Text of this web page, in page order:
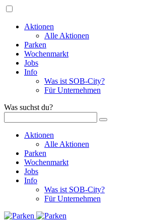
Aktionen
Alle Aktionen
Parken
Wochenmarkt
Jobs
Info
Was ist SOB-City?
Für Unternehmen
Was suchst du?
Aktionen
Alle Aktionen
Parken
Wochenmarkt
Jobs
Info
Was ist SOB-City?
Für Unternehmen